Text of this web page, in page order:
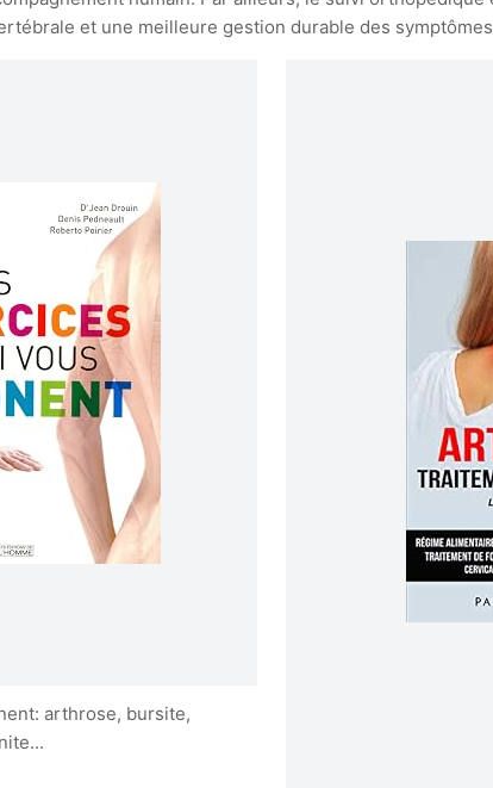
et une meilleure gestion durable des symptômes
arthrose, bursite,